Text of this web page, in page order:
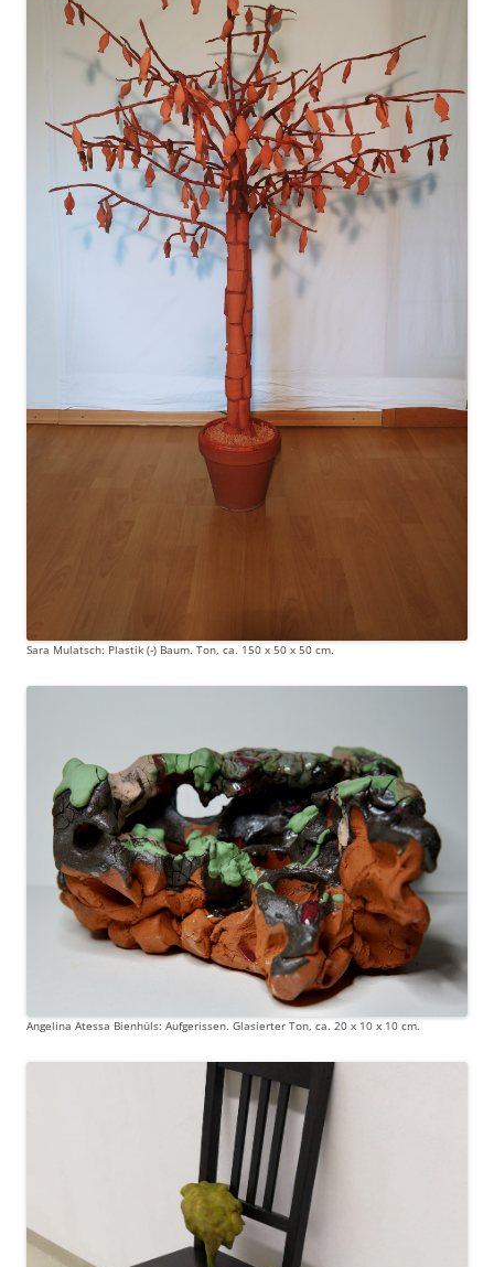
Sara Mulatsch: Plastik (-) Baum. Ton, ca. 150 x 50 x 50 cm.
Angelina Atessa Bienhüls: Aufgerissen. Glasierter Ton, ca. 20 x 10 x 10 cm.